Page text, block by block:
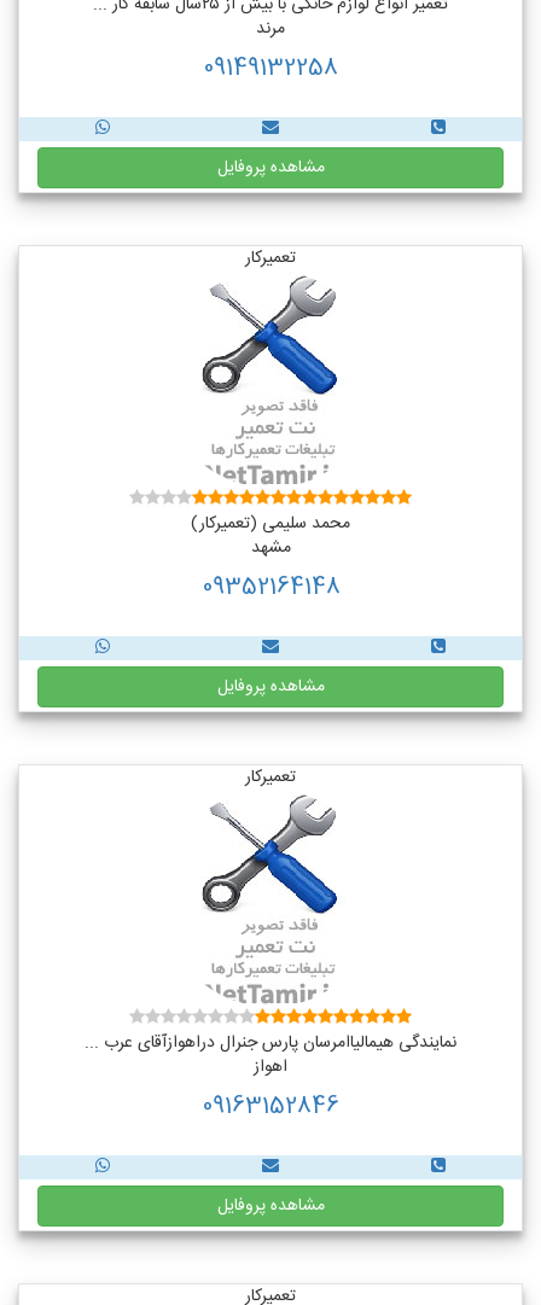
مرند
09149132258
مشاهده پروفایل
تعمیرکار
محمد سلیمی (تعمیرکار)
مشهد
09352164148
مشاهده پروفایل
تعمیرکار
نمایندگی هیمالیاامرسان پارس جنرال دراهوازآقای عرب ...
اهواز
09163152846
مشاهده پروفایل
تعمیرکار